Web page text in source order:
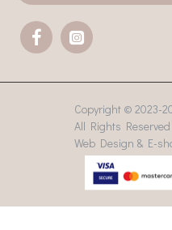
Copyright © 2023-
All Rights
Web Design & E-